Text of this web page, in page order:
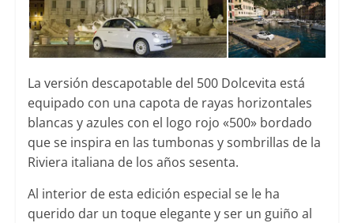
La versión descapotable del 500 Dolcevita está
equipado con una capota de rayas horizontales
blancas y azules con el logo rojo «500» bordado
que se inspira en las tumbonas y sombrillas de la
Riviera italiana de los años sesenta.
Al interior de esta edición especial se le ha
querido dar un toque elegante y ser un guiño al